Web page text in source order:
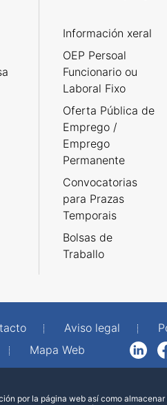
Información xeral
OEP Persoal
Funcionario ou
Laboral Fixo
Oferta Pública de
Emprego /
Emprego
Permanente
Convocatorias
para Prazas
Temporais
Bolsas de
Traballo
Aviso legal
Mapa Web
LinkedInFacebook
por la página web así como